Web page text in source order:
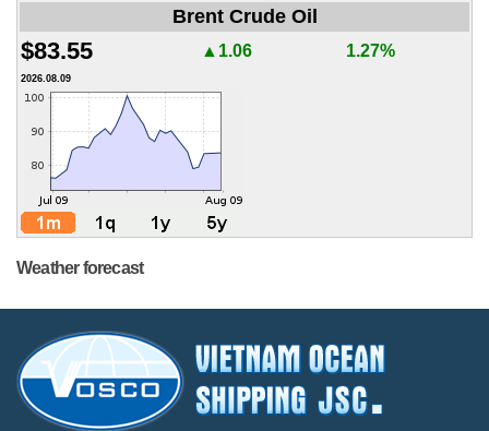
Brent Crude Oil
$83.55 ▲1.06 1.27%
2026.08.09
Weather forecast